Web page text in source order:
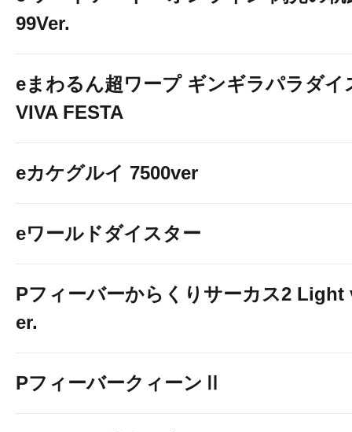
99Ver.
eまわるん超ワープ ギンギラパラダイ
VIVA FESTA
eカケグルイ 7500ver
eワールドダイスター
Pフィーバーからくりサーカス2 Light
er.
PフィーバークィーンⅡ